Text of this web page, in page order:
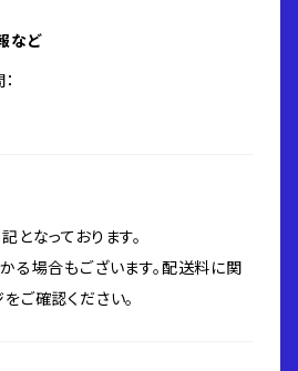
など
となっております。
る場合もございます。配送料に関
ご確認ください。